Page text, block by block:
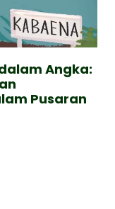
Angka:
Pusaran